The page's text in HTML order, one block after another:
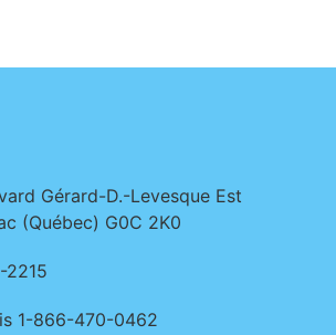
Gérard-D.-Levesque Est
(Québec) G0C 2K0
2215
1-866-470-0462